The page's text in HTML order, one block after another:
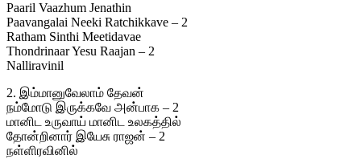
Paaril Vaazhum Jenathin
Paavangalai Neeki Ratchikkave – 2
Ratham Sinthi Meetidavae
Thondrinaar Yesu Raajan – 2
Nalliravinil
2. இம்மானுவேலாம் தேவன்
நம்மோடு இருக்கவே அன்பாக – 2
மானிட உருவாய் மானிட உலகத்தில்
தோன்றினார் இயேசு ராஜன் – 2
நள்ளிரவினில்